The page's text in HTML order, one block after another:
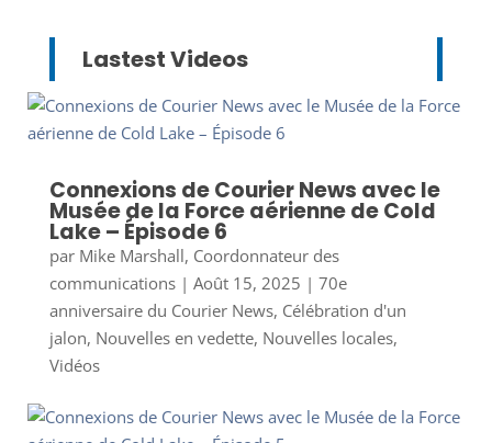
Lastest Videos
Connexions de Courier News avec le
Musée de la Force aérienne de Cold
Lake – Épisode 6
par Mike Marshall, Coordonnateur des
communications| Août 15, 2025 | 70e
anniversaire du Courier News, Célébration d'un
jalon, Nouvelles en vedette, Nouvelles locales,
Vidéos